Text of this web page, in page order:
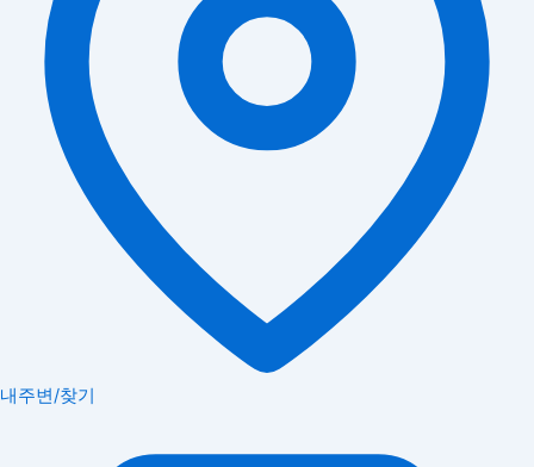
내주변/찾기